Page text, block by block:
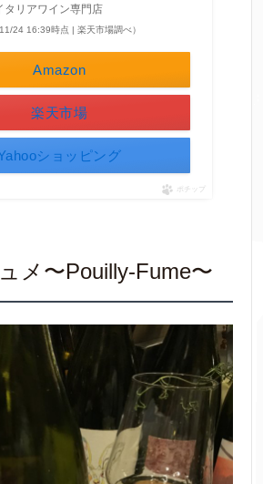
リアワイン専門店
24 16:39時点 | 楽天市場調べ）
Amazon
楽天市場
ショッピング
ポチップ
メ〜Pouilly-Fume〜